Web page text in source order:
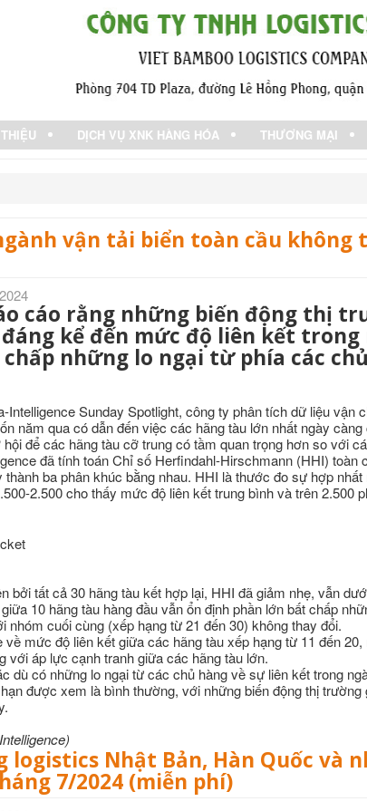
DỊCH VỤ XNK HÀNG HÓA THƯƠNG MẠI
vận tải biển toàn cầu không
cáo rằng những biến động thị
kể đến mức độ liên kết
những lo ngại từ phía các
Intelligence Sunday Spotlight, công ty phân tích dữ liệu vận
năm qua có dẫn đến việc các hãng tàu lớn nhất ngày
để các hãng tàu cỡ trung có tầm quan trọng hơn so với
đã tính toán Chỉ số Herfindahl-Hirschmann (HHI) toàn
thành ba phân khúc bằng nhau. HHI là thước đo sự hợp
2.500 cho thấy mức độ liên kết trung bình và trên 2.500
bởi tất cả 30 hãng tàu kết hợp lại, HHI đã giảm nhẹ, vẫn
10 hãng tàu hàng đầu vẫn ổn định phần lớn bất chấp
cuối cùng (xếp hạng từ 21 đến 30) không thay đổi.
về mức độ liên kết giữa các hãng tàu xếp hạng từ 11 đến
với áp lực cạnh tranh giữa các hãng tàu lớn.
dù có những lo ngại từ các chủ hàng về sự liên kết trong
được xem là bình thường, với những biến động thị trường
logistics Nhật Bản, Hàn Quốc và
7/2024 (miễn phí)